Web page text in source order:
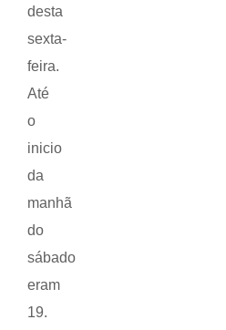
desta
sexta-
feira.
Até
o
inicio
da
manhã
do
sábado
eram
19.